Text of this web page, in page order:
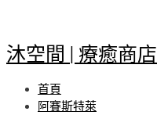
主
要
沐空間 | 療癒商店
首頁
阿賽斯特萊